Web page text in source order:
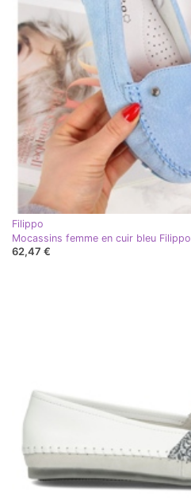
Filippo
Mocassins femme en cuir bleu Filippo
62,47 €